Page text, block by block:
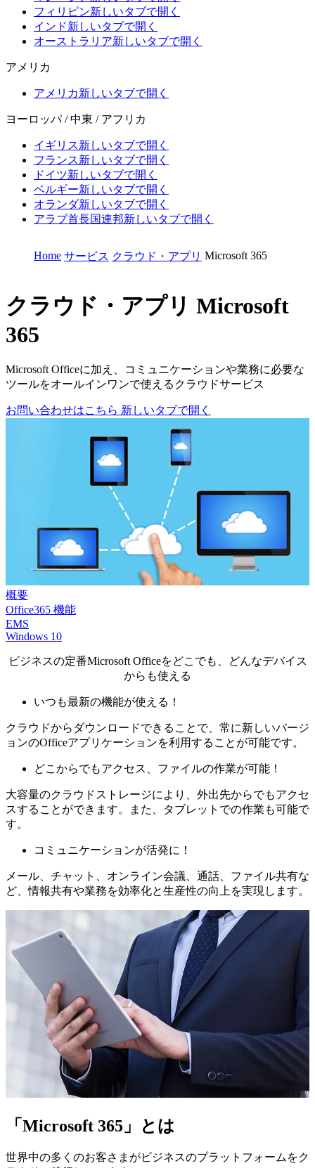
フィリピン新しいタブで開く
インド新しいタブで開く
オーストラリア新しいタブで開く
アメリカ
アメリカ新しいタブで開く
ヨーロッパ / 中東 / アフリカ
イギリス新しいタブで開く
フランス新しいタブで開く
ドイツ新しいタブで開く
ベルギー新しいタブで開く
オランダ新しいタブで開く
アラブ首長国連邦新しいタブで開く
Home サービス クラウド・アプリ Microsoft 365
クラウド・アプリ Microsoft
365
Microsoft Officeに加え、コミュニケーションや業務に必要な
ツールをオールインワンで使えるクラウドサービス
お問い合わせはこちら 新しいタブで開く
概要
Office365 機能
EMS
Windows 10
ビジネスの定番Microsoft Officeをどこでも、どんなデバイス
からも使える
いつも最新の機能が使える！
クラウドからダウンロードできることで、常に新しいバージ
ョンのOfficeアプリケーションを利用することが可能です。
どこからでもアクセス、ファイルの作業が可能！
大容量のクラウドストレージにより、外出先からでもアクセ
スすることができます。また、タブレットでの作業も可能で
す。
コミュニケーションが活発に！
メール、チャット、オンライン会議、通話、ファイル共有な
ど、情報共有や業務を効率化と生産性の向上を実現します。
「Microsoft 365」とは
世界中の多くのお客さまがビジネスのプラットフォームをク